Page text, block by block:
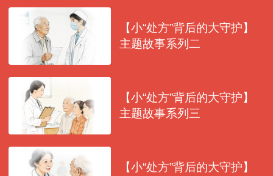
【小“处方”背后的大守护】
主题故事系列二
【小“处方”背后的大守护】
主题故事系列三
【小“处方”背后的大守护】